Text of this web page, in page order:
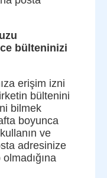
bülteninizi
erişim izni
bültenini
bilmek
boyunca
ve
adresinize